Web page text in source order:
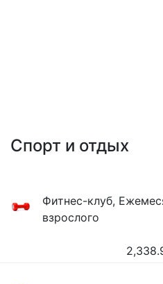
Спорт и отдых
Фитнес-клуб,
взрослого